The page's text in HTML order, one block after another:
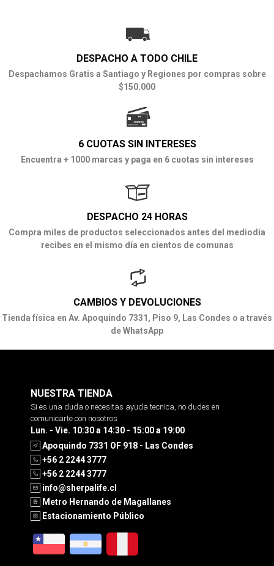
DESPACHO A TODO CHILE
Despachamos Gratis a Santiago y Regiones por compras sobre
$150.000
6 CUOTAS SIN INTERESES
Encuentra + 1000 marcas y paga en 6 cuotas sin intereses
DESPACHO 24 HORAS
Compra miles de productos seleccionados antes del mediodía
recibes en el mismo día en cientos de comunas
CAMBIOS Y DEVOLUCIONES
Tienda física en Av. Apoquindo 7331, Piso 9, Las Condes o a través
de WhatsApp
NUESTRA TIENDA
Si es una duda o necesitas ayuda tecnica, no dudes en
comunicarte con nosotros
Lun. - Vie. 10:30 a 14:30 - 15:00 a 19:00
Apoquindo 7331 OF 918 - Las Condes
+56 2 2244 3777
+56 2 2244 3777
info@sherpalife.cl
Metro Hernando de Magallanes
Estacionamiento Público